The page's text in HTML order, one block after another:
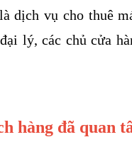
dịch vụ cho thuê
lý, các chủ cửa
hàng đã quan